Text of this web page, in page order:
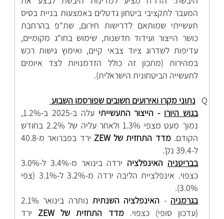
המעבר לתקציבי ביטחון גדטלים באמצעות בניית בסיס
תעשייתי שמותאם לדרישות חירום, שת"פ בהרחבת
כושר הייצור ועידוד חדשנות, שימוש בחו"ג מקומיים,
עדיפות לשדרוג ציוד צבאי קיים, ואימוץ גישות רכש
במהירות (מתכון זה כולל הזדמנויות לצד איומים
לתעשייה הביטחונית הישראלית).
Q
נתוני מקרו ואירועים חשובים שפורסמו השבוע
בגוש היורו - הייצור התעשייתי
עלה ב-2025 ב-1.2%,
נמוך מעט מצפי 1.3% ולאחר עליה של 2.2% בחודש
הקודם. מדד התחזית שלZEW
ירד בפברואר מ-40.8
ל-39.4 נק'.
בבריטניה האינפלציה
ירדה בינואר מ-3.4% ל-3.0%
כצפוי. אינפלציית הליבה ירדה מ-3.2% ל-3.1% (צפי
3.0%).
בגרמניה - האינפלציה השנתית
נותרה בינואר 2.1%
(עדכון סופי) כצפוי. מדד התחזית שלZEW
ירד